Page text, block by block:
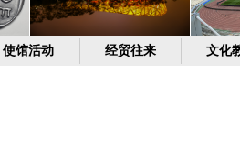
使馆活动 经贸往来 文化